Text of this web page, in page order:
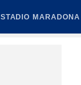
STADIO MARADONA